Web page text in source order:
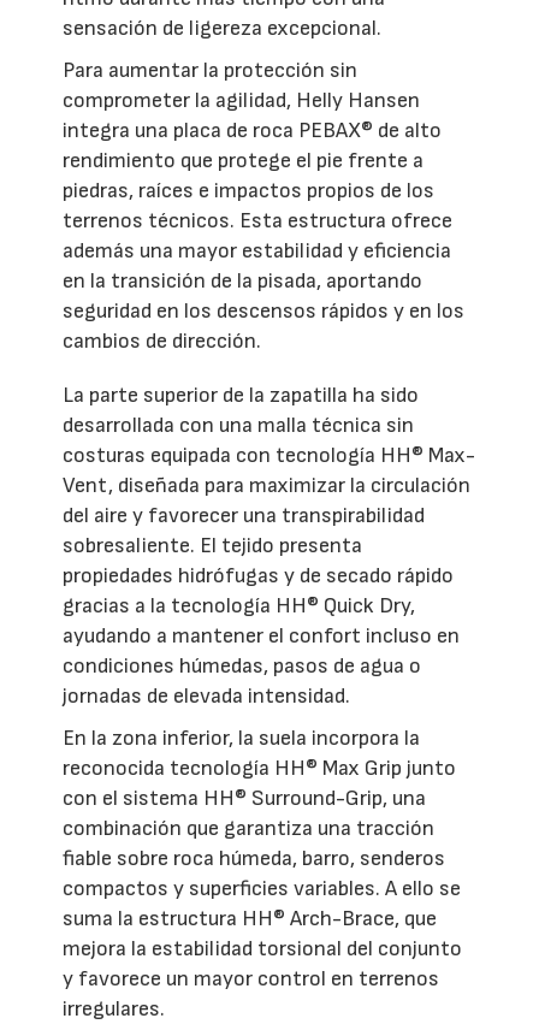
sensación de ligereza excepcional.
Para aumentar la protección sin
comprometer la agilidad, Helly Hansen
integra una placa de roca PEBAX® de alto
rendimiento que protege el pie frente a
piedras, raíces e impactos propios de los
terrenos técnicos. Esta estructura ofrece
además una mayor estabilidad y eficiencia
en la transición de la pisada, aportando
seguridad en los descensos rápidos y en los
cambios de dirección.
La parte superior de la zapatilla ha sido
desarrollada con una malla técnica sin
costuras equipada con tecnología HH® Max-
Vent, diseñada para maximizar la circulación
del aire y favorecer una transpirabilidad
sobresaliente. El tejido presenta
propiedades hidrófugas y de secado rápido
gracias a la tecnología HH® Quick Dry,
ayudando a mantener el confort incluso en
condiciones húmedas, pasos de agua o
jornadas de elevada intensidad.
En la zona inferior, la suela incorpora la
reconocida tecnología HH® Max Grip junto
con el sistema HH® Surround-Grip, una
combinación que garantiza una tracción
fiable sobre roca húmeda, barro, senderos
compactos y superficies variables. A ello se
suma la estructura HH® Arch-Brace, que
mejora la estabilidad torsional del conjunto
y favorece un mayor control en terrenos
irregulares.